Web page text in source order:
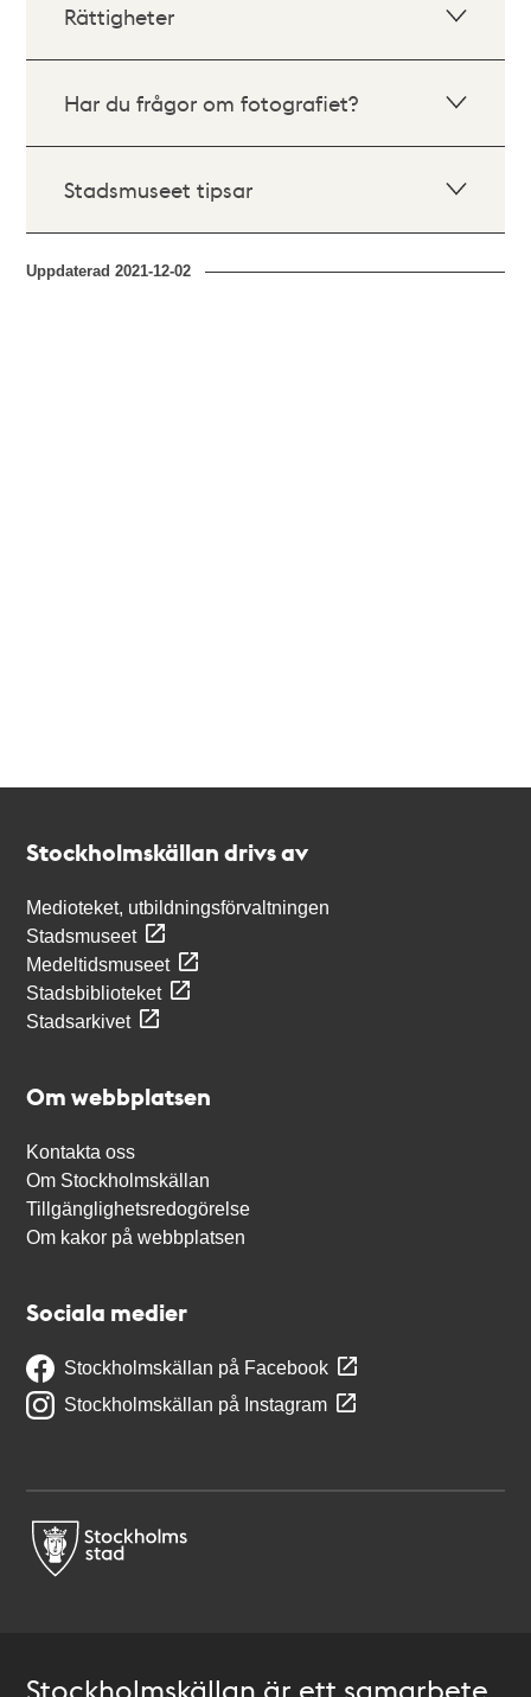
Rättigheter
Har du frågor om fotografiet?
Stadsmuseet tipsar
Uppdaterad2021-12-02
Stockholmskällan drivs av
Medioteket, utbildningsförvaltningen
Stadsmuseet
Medeltidsmuseet
Stadsbiblioteket
Stadsarkivet
Om webbplatsen
Kontakta oss
Om Stockholmskällan
Tillgänglighetsredogörelse
Om kakor på webbplatsen
Sociala medier
Stockholmskällan på Facebook
Stockholmskällan på Instagram
Stockholmskällan är ett samarbete